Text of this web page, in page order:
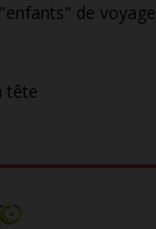
de voyage
tête